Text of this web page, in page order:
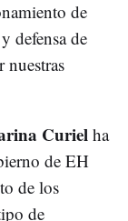
de
defensa de
nuestras
Curielha
de EH
de los
de